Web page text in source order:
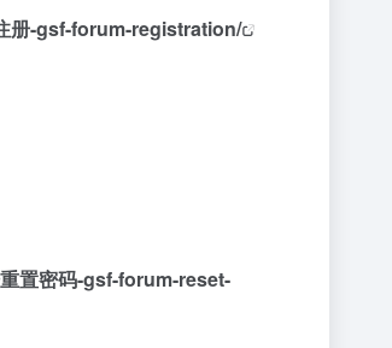
册-gsf-forum-registration/
置密码-gsf-forum-reset-